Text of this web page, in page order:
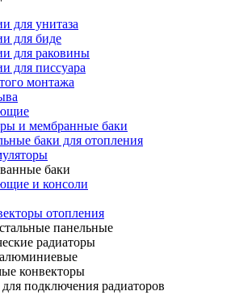
для унитаза
для биде
для раковины
для писсуара
монтажа
и мембранные баки
баки для отопления
баки
и консоли
отопления
панельные
радиаторы
конвекторы
подключения радиаторов